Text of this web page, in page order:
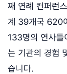
째 연례 컨퍼런
계 39개국 620
133명의 연사들
는 기관의 경험
습니다.